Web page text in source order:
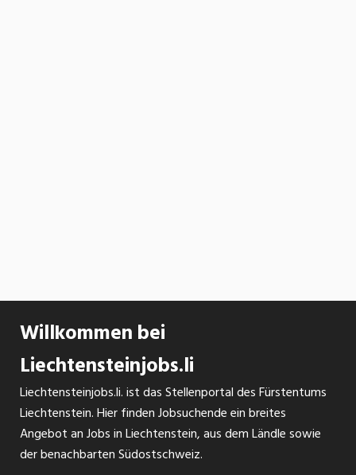
Willkommen bei
Liechtensteinjobs.li
Liechtensteinjobs.li. ist das Stellenportal des Fürstentums
Liechtenstein. Hier finden Jobsuchende ein breites
Angebot an Jobs in Liechtenstein, aus dem Ländle sowie
der benachbarten Südostschweiz.